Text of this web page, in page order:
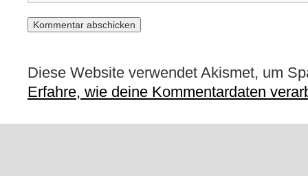
Diese Website verwendet Akismet, um
Erfahre, wie deine Kommentardaten